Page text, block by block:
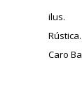
ilus.
Rústica.
Caro